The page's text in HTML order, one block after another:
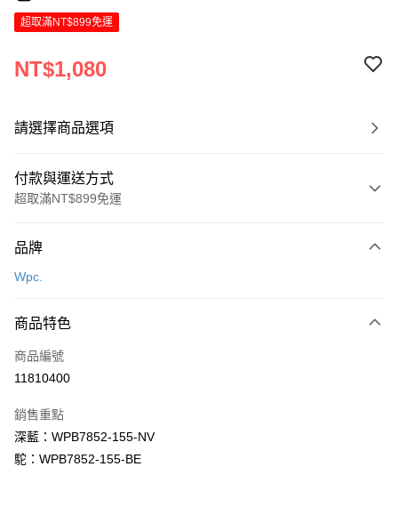
超取滿NT$899免運
NT$1,080
請選擇商品選項
付款與運送方式
超取滿NT$899免運
信用卡一次付款
Apple Pay
街口支付
Google Pay
全盈+PAY
品牌
Wpc.
商品特色
商品編號
11810400
銷售重點
深藍：WPB7852-155-NV
駝：WPB7852-155-BE